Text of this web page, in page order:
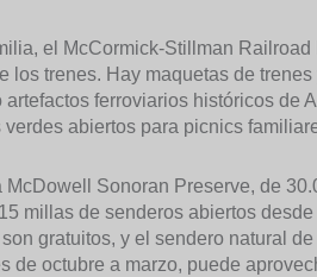
el McCormick-Stillman
los trenes. Hay maquetas de
ferroviarios históricos de
verdes abiertos para picnics
Sonoran Preserve, de
millas de senderos abiertos
gratuitos, y el sendero natural
de octubre a marzo, puede